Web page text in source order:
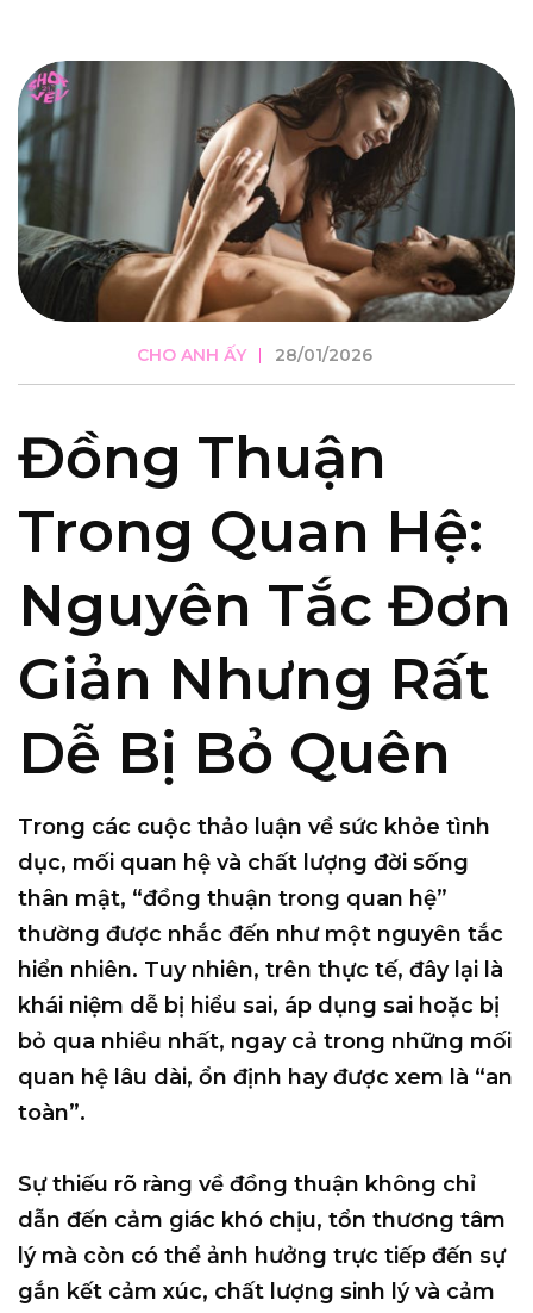
CHO ANH ẤY 28/01/2026
Đồng Thuận
Trong Quan Hệ:
Nguyên Tắc Đơn
Giản Nhưng Rất
Dễ Bị Bỏ Quên
Trong các cuộc thảo luận về sức khỏe tình
dục, mối quan hệ và chất lượng đời sống
thân mật, “đồng thuận trong quan hệ”
thường được nhắc đến như một nguyên tắc
hiển nhiên. Tuy nhiên, trên thực tế, đây lại là
khái niệm dễ bị hiểu sai, áp dụng sai hoặc bị
bỏ qua nhiều nhất, ngay cả trong những mối
quan hệ lâu dài, ổn định hay được xem là “an
toàn”.
Sự thiếu rõ ràng về đồng thuận không chỉ
dẫn đến cảm giác khó chịu, tổn thương tâm
lý mà còn có thể ảnh hưởng trực tiếp đến sự
gắn kết cảm xúc, chất lượng sinh lý và cảm